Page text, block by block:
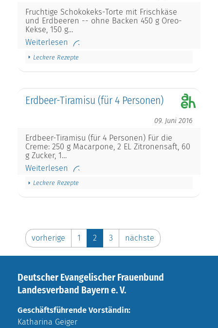
Fruchtige Schokokeks-Torte mit Frischkäse
und Erdbeeren -- ohne Backen 450 g Oreo-
Kekse, 150 g…
Weiterlesen
Leckere Rezepte
Erdbeer-Tiramisu (für 4 Personen)
09. Juni 2016
Erdbeer-Tiramisu (für 4 Personen) Für die
Creme: 250 g Macarpone, 2 EL Zitronensaft, 60
g Zucker, 1…
Weiterlesen
Leckere Rezepte
vorherige 1 2 3 nächste
Deutscher Evangelischer Frauenbund
Landesverband Bayern e. V.
Geschäftsführende Vorständin:
Katharina Geiger